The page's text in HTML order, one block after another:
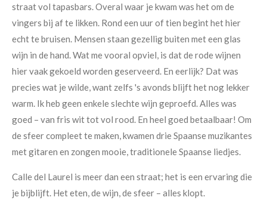
straat vol tapasbars. Overal waar je kwam was het om de
vingers bij af te likken. Rond een uur of tien begint het hier
echt te bruisen. Mensen staan gezellig buiten met een glas
wijn in de hand. Wat me vooral opviel, is dat de rode wijnen
hier vaak gekoeld worden geserveerd. En eerlijk? Dat was
precies wat je wilde, want zelfs 's avonds blijft het nog lekker
warm. Ik heb geen enkele slechte wijn geproefd. Alles was
goed – van fris wit tot vol rood. En heel goed betaalbaar! Om
de sfeer compleet te maken, kwamen drie Spaanse muzikantes
met gitaren en zongen mooie, traditionele Spaanse liedjes.
Calle del Laurel is meer dan een straat; het is een ervaring die
je bijblijft. Het eten, de wijn, de sfeer – alles klopt.